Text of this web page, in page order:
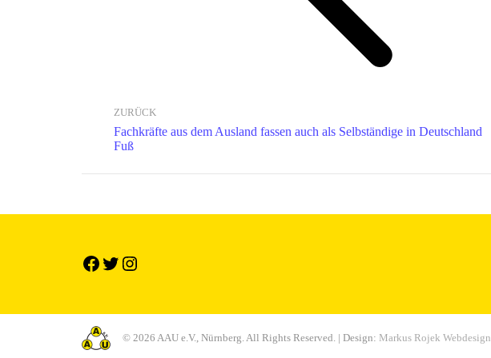
ZURÜCK
Fachkräfte aus dem Ausland fassen auch als Selbständige in Deutschland
Fuß
© 2026 AAU e.V., Nürnberg. All Rights Reserved. | Design: Markus Rojek Webdesign